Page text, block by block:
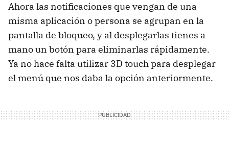
Ahora las notificaciones que vengan de una
misma aplicación o persona se agrupan en la
pantalla de bloqueo, y al desplegarlas tienes a
mano un botón para eliminarlas rápidamente.
Ya no hace falta utilizar 3D touch para desplegar
el menú que nos daba la opción anteriormente.